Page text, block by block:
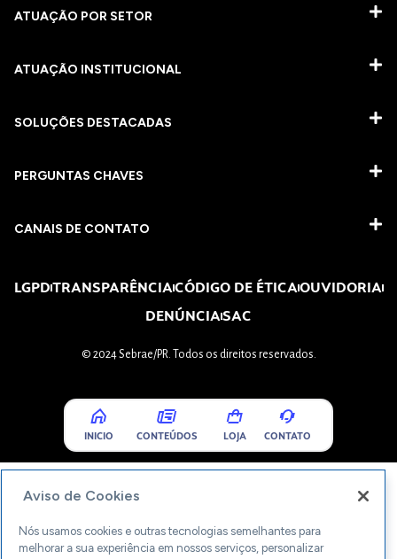
ATUAÇÃO POR SETOR
ATUAÇÃO INSTITUCIONAL
SOLUÇÕES DESTACADAS
PERGUNTAS CHAVES​
CANAIS DE CONTATO
LGPDTRANSPARÊNCIACÓDIGO DE ÉTICAOUVIDORIA
DENÚNCIASAC
© 2024 Sebrae/PR. Todos os direitos reservados.
INICIO CONTEÚDOS LOJA CONTATO
Aviso de Cookies
Nós usamos cookies e outras tecnologias semelhantes para
melhorar a sua experiência em nossos serviços, personalizar